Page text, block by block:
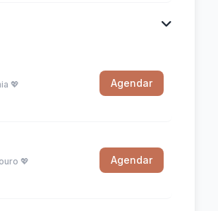
💖 Agendar
💖 Agendar